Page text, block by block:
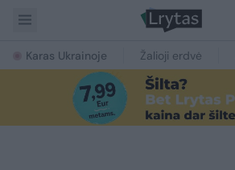
Karas Ukrainoje Žalioji erdvė